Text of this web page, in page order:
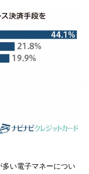
い電子マネーについ